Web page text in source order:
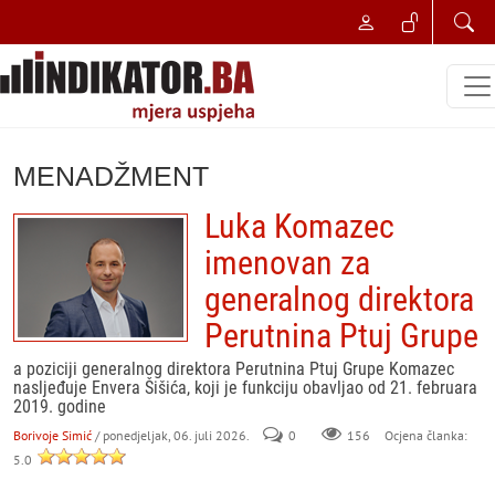
MENADŽMENT
Luka Komazec
imenovan za
generalnog direktora
Perutnina Ptuj Grupe
a poziciji generalnog direktora Perutnina Ptuj Grupe Komazec
nasljeđuje Envera Šišića, koji je funkciju obavljao od 21. februara
2019. godine
Borivoje Simić / ponedjeljak, 06. juli 2026. 0 156
Ocjena članka:
5.0